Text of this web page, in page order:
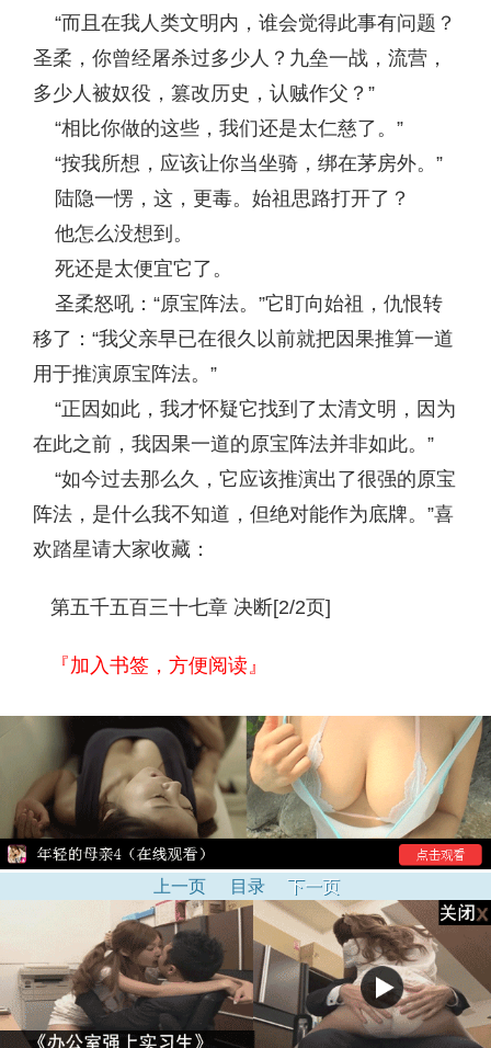
“而且在我人类文明内，谁会觉得此事有问题？
圣柔，你曾经屠杀过多少人？九垒一战，流营，
多少人被奴役，篡改历史，认贼作父？”
“相比你做的这些，我们还是太仁慈了。”
“按我所想，应该让你当坐骑，绑在茅房外。”
陆隐一愣，这，更毒。始祖思路打开了？
他怎么没想到。
死还是太便宜它了。
圣柔怒吼：“原宝阵法。”它盯向始祖，仇恨转
移了：“我父亲早已在很久以前就把因果推算一道
用于推演原宝阵法。”
“正因如此，我才怀疑它找到了太清文明，因为
在此之前，我因果一道的原宝阵法并非如此。”
“如今过去那么久，它应该推演出了很强的原宝
阵法，是什么我不知道，但绝对能作为底牌。”喜
欢踏星请大家收藏：
第五千五百三十七章 决断[2/2页]
『加入书签，方便阅读』
上一页 目录 下一页